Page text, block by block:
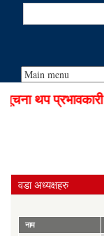
Search
थप प्रभावकारी
वडा अध्यक्षहरु
नाम